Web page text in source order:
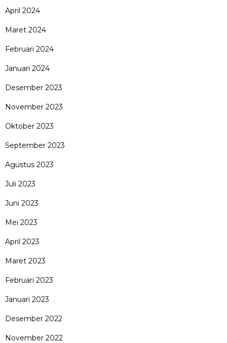
April 2024
Maret 2024
Februari 2024
Januari 2024
Desember 2023
November 2023
Oktober 2023
September 2023
Agustus 2023
Juli 2023
Juni 2023
Mei 2023
April 2023
Maret 2023
Februari 2023
Januari 2023
Desember 2022
November 2022